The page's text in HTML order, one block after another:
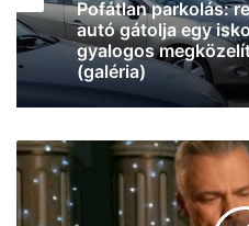
Négyes karambol
alakul a torlódás